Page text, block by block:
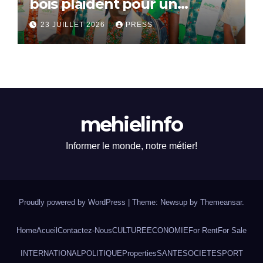
bois plaident pour un
dialogue national
23 JUILLET 2026 PRESS
mehielinfo
Informer le monde, notre métier!
Proudly powered by WordPress | Theme: Newsup by Themeansar.
HomeAcueil Contactez-NousCULTURE ECONOMIE For RentFor Sale
INTERNATIONAL POLITIQUEPropertiesSANTESOCIETESPORT